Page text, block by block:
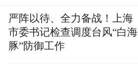
严阵以待、全力备战！上海
市委书记检查调度台风“白海
豚”防御工作